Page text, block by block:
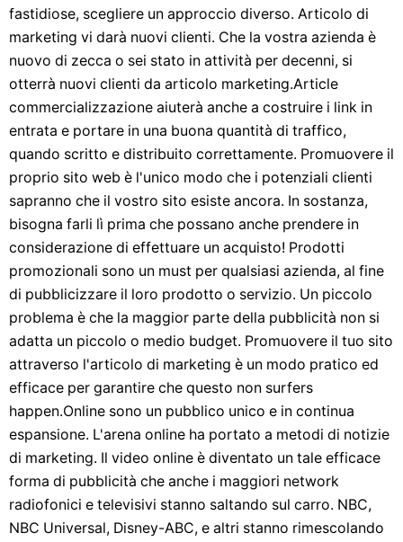
fastidiose, scegliere un approccio diverso. Articolo di
marketing vi darà nuovi clienti. Che la vostra azienda è
nuovo di zecca o sei stato in attività per decenni, si
otterrà nuovi clienti da articolo marketing.Article
commercializzazione aiuterà anche a costruire i link in
entrata e portare in una buona quantità di traffico,
quando scritto e distribuito correttamente. Promuovere il
proprio sito web è l'unico modo che i potenziali clienti
sapranno che il vostro sito esiste ancora. In sostanza,
bisogna farli lì prima che possano anche prendere in
considerazione di effettuare un acquisto! Prodotti
promozionali sono un must per qualsiasi azienda, al fine
di pubblicizzare il loro prodotto o servizio. Un piccolo
problema è che la maggior parte della pubblicità non si
adatta un piccolo o medio budget. Promuovere il tuo sito
attraverso l'articolo di marketing è un modo pratico ed
efficace per garantire che questo non surfers
happen.Online sono un pubblico unico e in continua
espansione. L'arena online ha portato a metodi di notizie
di marketing. Il video online è diventato un tale efficace
forma di pubblicità che anche i maggiori network
radiofonici e televisivi stanno saltando sul carro. NBC,
NBC Universal, Disney-ABC, e altri stanno rimescolando